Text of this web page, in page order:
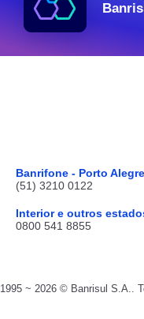
Banrifone - Porto Alegre
(51) 3210 0122
Interior e outros
0800 541 8855
1995 ~ 2026 © Banrisul S.A..